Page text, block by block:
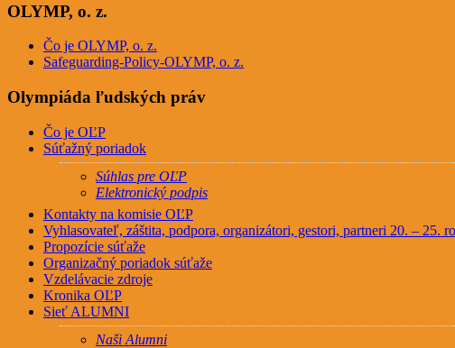
OLYMP, o. z.
Čo je OLYMP, o. z.
Safeguarding-Policy-OLYMP, o. z.
Olympiáda ľudských práv
Čo je OĽP
Súťažný poriadok
Súhlas pre OĽP
Elektronický podpis
Kontakty na komisie OĽP
Vyhlasovateľ, záštita, podpora, organizátori, gestori, partneri 20. – 25.
Propozície súťaže
Organizačný poriadok súťaže
Vzdelávacie zdroje
Kronika OĽP
Sieť ALUMNI
Naši Alumni